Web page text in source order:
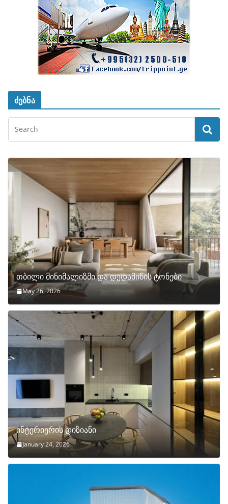
ძებნა
თბილი მინიმალიზმი და დედამიწის ტონები
May 26, 2026
ინტერიერის დიზიანი
January 24, 2026